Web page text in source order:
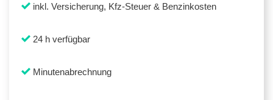
inkl. Versicherung, Kfz-Steuer & Benzinkosten
24 h verfügbar
Minutenabrechnung